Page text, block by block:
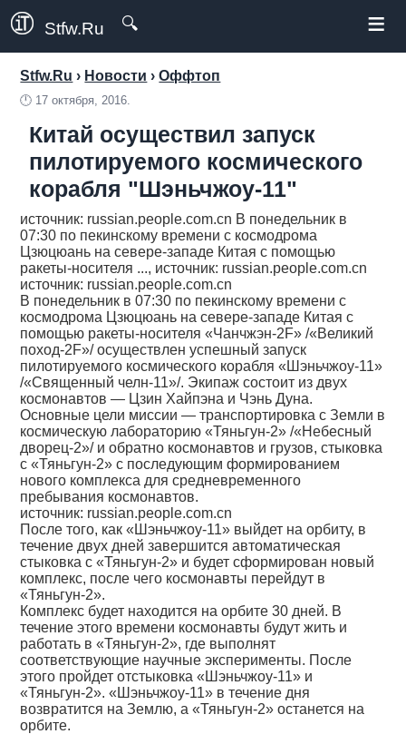
Stfw.Ru 🔍 ≡
Stfw.Ru › Новости ›Оффтоп
🕛 17 октября, 2016.
Китай осуществил запуск
пилотируемого космического
корабля "Шэньчжоу-11"
источник: russian.people.com.cn В понедельник в
07:30 по пекинскому времени с космодрома
Цзюцюань на севере-западе Китая с помощью
ракеты-носителя ..., источник: russian.people.com.cn
источник: russian.people.com.cn
В понедельник в 07:30 по пекинскому времени с
космодрома Цзюцюань на севере-западе Китая с
помощью ракеты-носителя «Чанчжэн-2F» /«Великий
поход-2F»/ осуществлен успешный запуск
пилотируемого космического корабля «Шэньчжоу-11»
/«Священный челн-11»/. Экипаж состоит из двух
космонавтов — Цзин Хайпэна и Чэнь Дуна.
Основные цели миссии — транспортировка с Земли в
космическую лабораторию «Тяньгун-2» /«Небесный
дворец-2»/ и обратно космонавтов и грузов, стыковка
с «Тяньгун-2» с последующим формированием
нового комплекса для средневременного
пребывания космонавтов.
источник: russian.people.com.cn
После того, как «Шэньчжоу-11» выйдет на орбиту, в
течение двух дней завершится автоматическая
стыковка с «Тяньгун-2» и будет сформирован новый
комплекс, после чего космонавты перейдут в
«Тяньгун-2».
Комплекс будет находится на орбите 30 дней. В
течение этого времени космонавты будут жить и
работать в «Тяньгун-2», где выполнят
соответствующие научные эксперименты. После
этого пройдет отстыковка «Шэньчжоу-11» и
«Тяньгун-2». «Шэньчжоу-11» в течение дня
возвратится на Землю, а «Тяньгун-2» останется на
орбите.